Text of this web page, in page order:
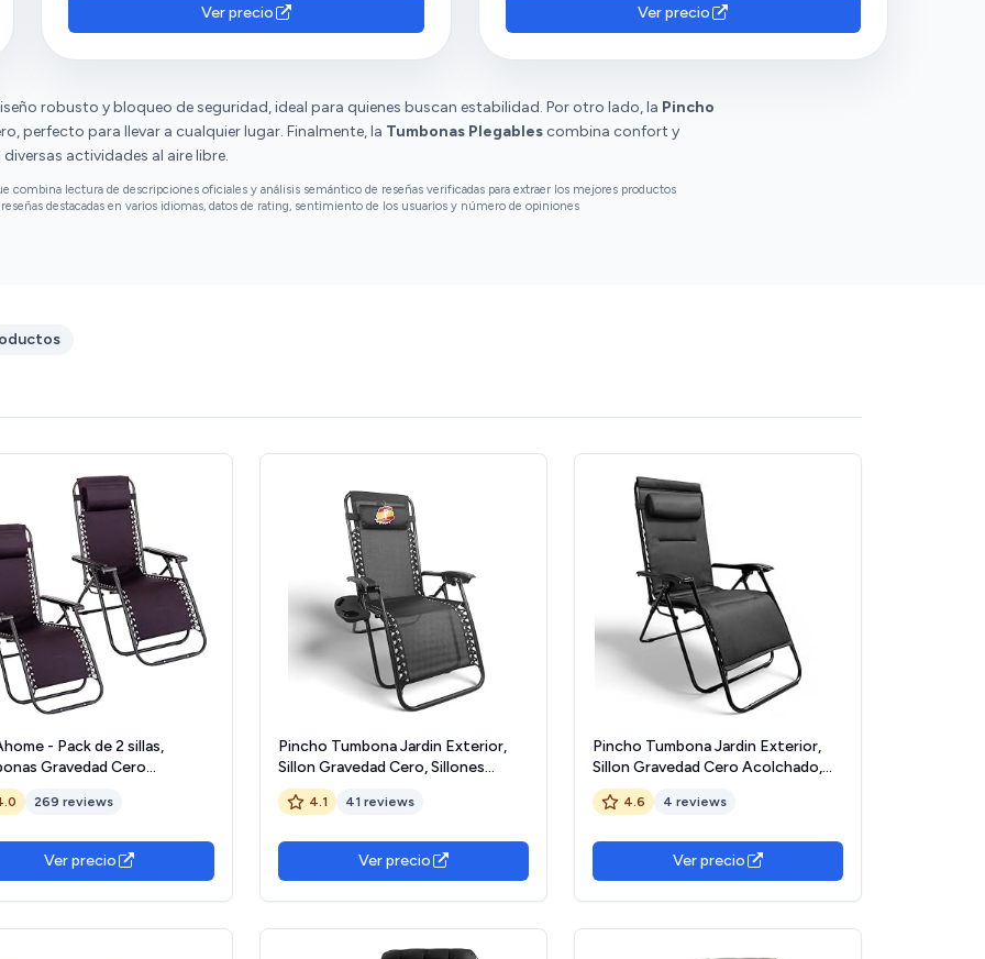
Ver precio Ver precio
robusto y bloqueo de seguridad, ideal para quienes buscan estabilidad. Por otro lado, la Pincho
perfecto para llevar a cualquier lugar. Finalmente, la Tumbonas Plegables combina confort y
actividades al aire libre.
combina lectura de descripciones oficiales y análisis semántico de reseñas verificadas para extraer los mejores productos
destacadas en varios idiomas, datos de rating, sentimiento de los usuarios y número de opiniones
- Pack de 2 sillas,
Gravedad Cero
con Bloqueo de
de Tejido Oxford y
con cojín (Negro)
269 reviews
Ver precio
Pincho Tumbona Jardin Exterior,
Sillon Gravedad Cero, Sillones
Plegables, Hamaca, Silla Jardin
Exterior, Terraza, Camping, Acero
4.1 41 reviews
Ver precio
Pincho Tumbona Jardin Exterior,
Sillon Gravedad Cero Acolchado,
Sillones Plegables, Hamaca, Silla
Jardin Exterior, Terraza, Camping,
4.6 4 reviews
Ver precio